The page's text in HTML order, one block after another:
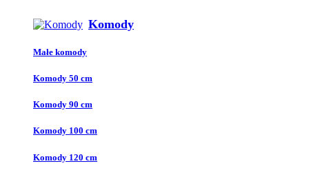
Komody
Małe komody
Komody 50 cm
Komody 90 cm
Komody 100 cm
Komody 120 cm